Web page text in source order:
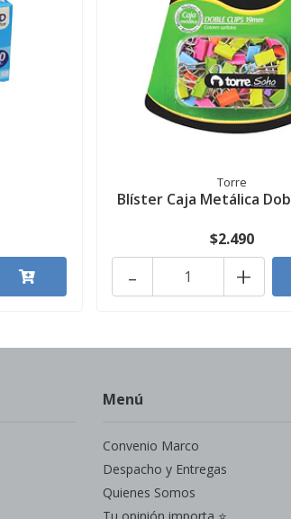
Torre
Blíster Caja Metálica
$2.490
+
-
Menú
Convenio Marco
Despacho y Entregas
Quienes Somos